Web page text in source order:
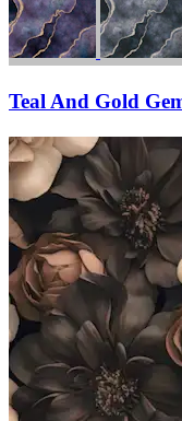
Teal And Gold